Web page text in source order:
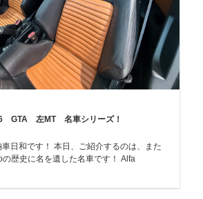
左MT 名車シリーズ！
ご紹介するのは、また
史に名を遺した名車です！ Alfa